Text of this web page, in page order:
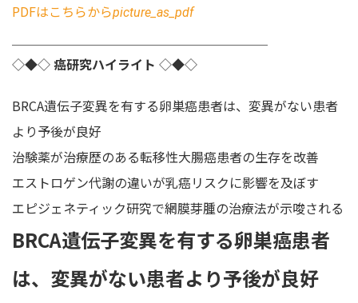
PDFはこちらからpicture_as_pdf
◇◆◇癌研究ハイライト ◇◆◇
BRCA遺伝子変異を有する卵巣癌患者は、変異がない患者
より予後が良好
治験薬が治療歴のある転移性大腸癌患者の生存を改善
エストロゲン代謝の違いが乳癌リスクに影響を及ぼす
エピジェネティック研究で網膜芽腫の治療法が示唆される
BRCA遺伝子変異を有する卵巣癌患者
は、変異がない患者より予後が良好